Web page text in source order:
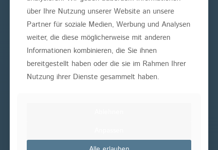
Kieferorthopädie
Kinderzahnheilkunde
Parodontologie
Schnarchtherapie
Samstags nach Vereinbarung
über Ihre Nutzung unserer Website an unsere
Partner für soziale Medien, Werbung und Analysen
weiter, die diese möglicherweise mit anderen
Informationen kombinieren, die Sie ihnen
bereitgestellt haben oder die sie im Rahmen Ihrer
Nutzung ihrer Dienste gesammelt haben.